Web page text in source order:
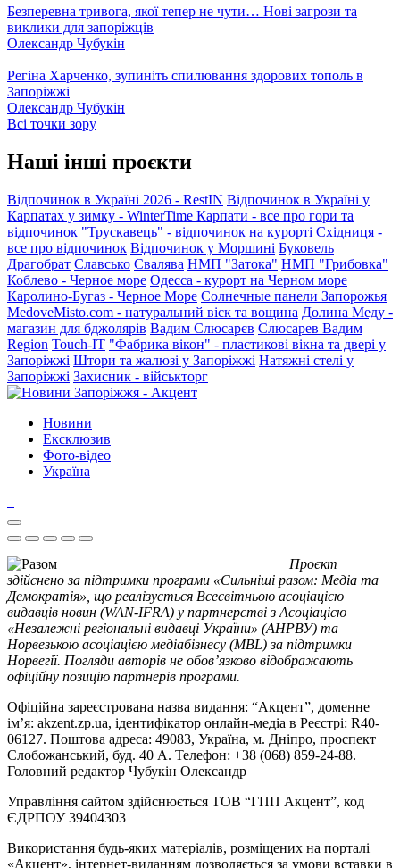
Безперевна тривога, якої тепер не чути… Нові загрози та
виклики для запоріжців
Олександр Чубукін
Регіна Харченко, зупиніть спилювання здорових тополь в
Запоріжжі
Олександр Чубукін
Всі точки зору
Наші інші проєкти
Відпочинок в Україні 2026 - RestIN Відпочинок в Україні у
Карпатах у зимку - WinterTime Карпати - все про гори та
відпочинок "Трускавець" - відпочинок на курорті Східниця -
все про відпочинок Відпочинок у Моршині Буковель
Драгобрат Славсько Свалява НМП "Затока" НМП "Грибовка"
Коблево - Черное море Одесса - курорт на Черном море
Каролино-Бугаз - Черное Море Солнечные панели Запорожья
MedoveMisto.com - натуральний віск та вощина Долина Меду -
магазин для бджолярів Вадим Слюсарєв Слюсарев Вадим
Region Touch-IT "Фабрика вікон" - пластикові вікна та двері у
Запоріжжі Штори та жалюзі у Запоріжжі Натяжні стелі у
Запоріжжі Захисник - військторг
Новини
Ексклюзив
Фото-відео
Україна
Проєкт
здійснено за підтримки програми «Сильніші разом: Медіа та
Демократія», що реалізується Всесвітньою асоціацією
видавців новин (WAN-IFRA) у партнерстві з Асоціацією
«Незалежні регіональні видавці України» (АНРВУ) та
Норвезькою асоціацією медіабізнесу (MBL) за підтримки
Норвегії. Погляди авторів не обов’язково відображають
офіційну позицію партнерів програми.
Офіційна зареєстрована назва видання: “Акцент”, доменне
ім’я: akzent.zp.ua, ідентифікатор онлайн-медіа в Реєстрі: R40-
06127. Поштова адреса: 49083, Україна, м. Дніпро, проспект
Слобожанський, буд. 40 А. Телефон: +38 (068) 859-24-88.
Головний редактор Чубукін Олександр
Управління сайтом здійснюється ТОВ “ГПП Акцент”, код
ЄДРПОУ 39404303
Використання будь-яких матеріалів, розміщених на порталі
«Акцент», інтернет-виданням дозволяється за умови вставки в